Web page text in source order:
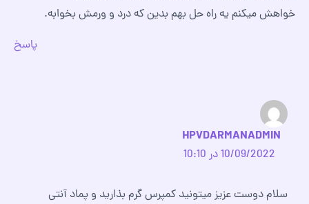
خواهش میکنم یه راه حل بهم بدین که درد و ورمش بخوابه.
پاسخ
HPVDARMANADMIN
10/09/2022 در 10:10
سلام دوست عزیز میتونید کمپرس گرم بذارید و پماد آنتی